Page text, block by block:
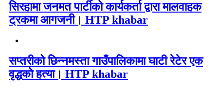
सिरहामा जनमत पार्टीको कार्यकर्ता द्वारा मालवाहक
ट्रकमा आगजनी। HTP khabar
सप्तरीको छिन्नमस्ता गाउँपालिकामा घाटी रेटेर एक
वृद्धको हत्या। HTP khabar